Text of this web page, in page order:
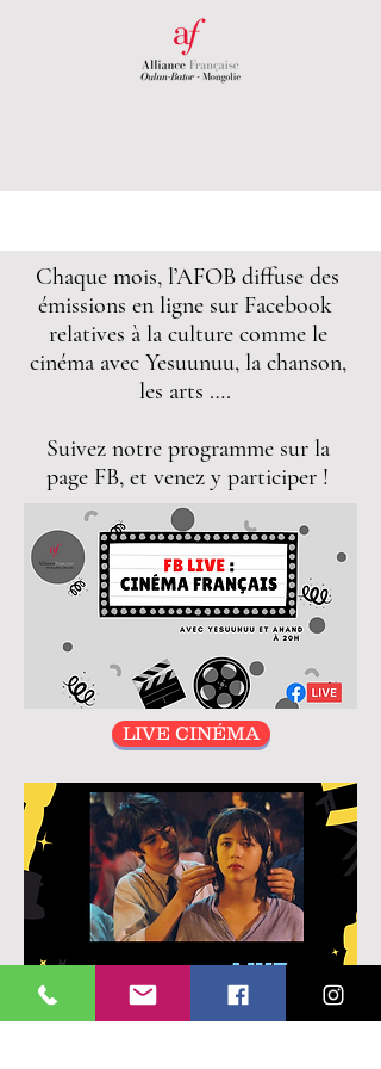
Chaque mois, l’AFOB diffuse des
émissions en ligne sur Facebook
relatives à la culture comme le
cinéma avec Yesuunuu, la chanson,
les arts ….
Suivez notre programme sur la
page FB, et venez y participer !
LIVE CINÉMA